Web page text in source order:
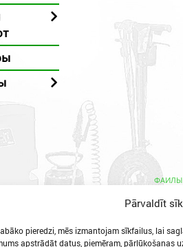
Pārvaldīt
pieredzi, mēs izmantojam sīkfailus, lai
apstrādāt datus, piemēram, pārlūkošanas
ФАИЛЫ